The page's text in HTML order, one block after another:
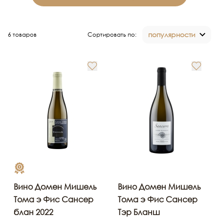
6 товаров Сортировать по: популярности
Вино Домен Мишель
Тома э Фис Сансер
блан 2022
Вино Домен Мишель
Тома э Фис Сансер
Тэр Бланш